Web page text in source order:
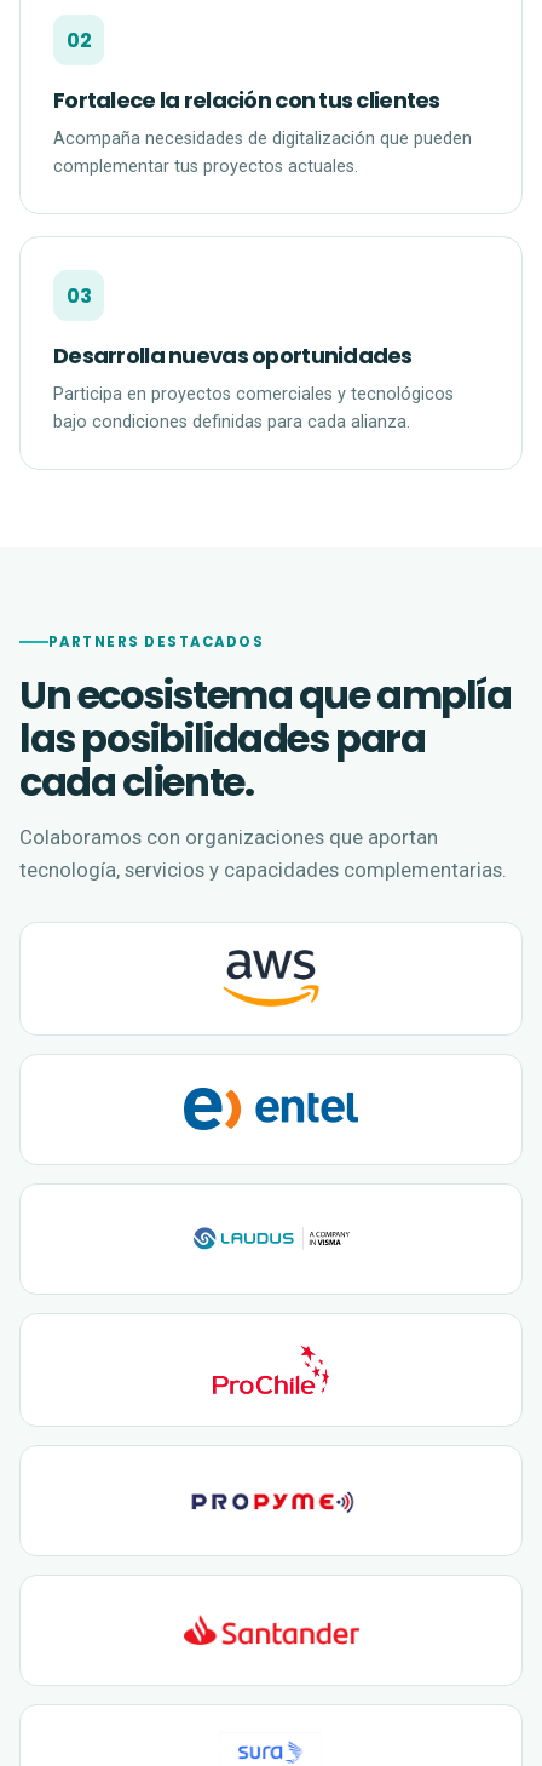
02
Fortalece la relación con tus clientes
Acompaña necesidades de digitalización que pueden
complementar tus proyectos actuales.
03
Desarrolla nuevas oportunidades
Participa en proyectos comerciales y tecnológicos
bajo condiciones definidas para cada alianza.
PARTNERS DESTACADOS
Un ecosistema que amplía
las posibilidades para
cada cliente.
Colaboramos con organizaciones que aportan
tecnología, servicios y capacidades complementarias.